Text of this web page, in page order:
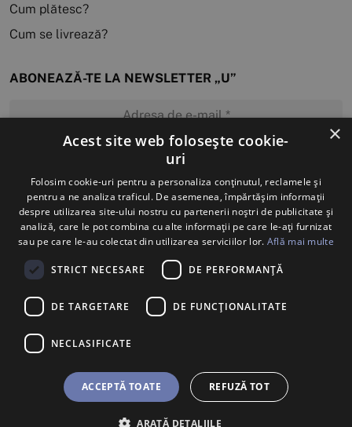
Cum plătesc?
Cum se livrează?
ABONEAZĂ-TE LA NEWSLETTER „U”
MĂ ABONEZ
×
Acest site web folosește cookie-
uri
Folosim cookie-uri pentru a personaliza conținutul, reclamele și
pentru a ne analiza traficul. De asemenea, împărtășim informații
despre utilizarea site-ului nostru cu partenerii noștri de publicitate și
analiză, care le pot combina cu alte informații pe care le-ați furnizat
sau pe care le-au colectat din utilizarea serviciilor lor. Află mai multe
STRICT NECESARE DE PERFORMANȚĂ
DE TARGETARE DE FUNCŢIONALITATE
NECLASIFICATE
ACCEPTĂ TOATE REFUZĂ TOT
ARATĂ DETALIILE